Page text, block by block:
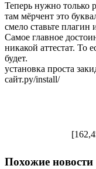
Теперь нужно только
там мёрчент это
смело ставьте
Самое главное
никакой аттестат. То
будет.
установка проста
сайт.ру/install/
Похожие новости